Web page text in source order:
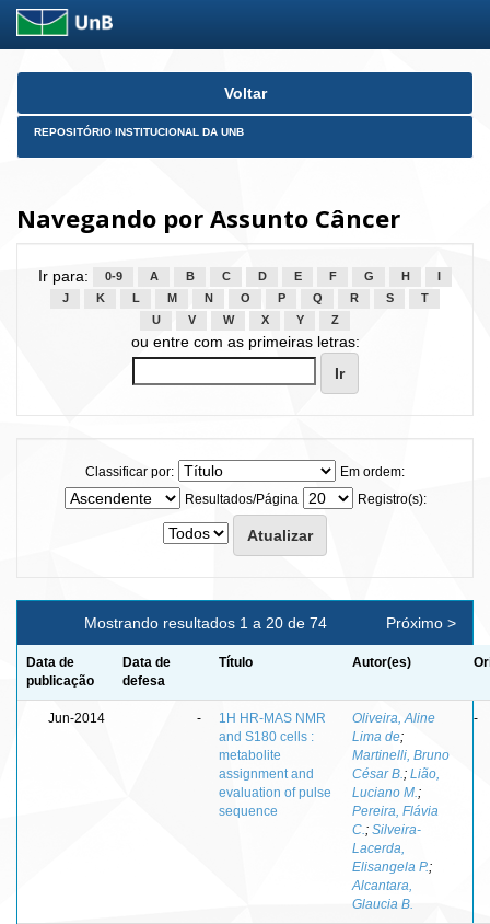
Skip
Voltar
REPOSITÓRIO INSTITUCIONAL DA UNB
Navegando por Assunto Câncer
Ir para: 0-9 A B C D E F G H
J
K L M N O P Q R S
T
U
V W X Y Z
ou entre com as primeiras letras:
Classificar por:
Em ordem:
Resultados/Página
Registro(s):
Mostrando resultados 1 a 20 de 74 Próximo >
Data de
publicação
Data de
defesa
Título Autor(es)
Jun-2014 -
1H HR-MAS NMR
and S180 cells :
metabolite
assignment and
evaluation of pulse
sequence
Oliveira, Aline
Lima de;
Martinelli, Bruno
César B. ; Lião,
Luciano M. ;
Pereira, Flávia
C. ; Silveira-
Lacerda,
Elisangela P.;
Alcantara,
Glaucia B.
-